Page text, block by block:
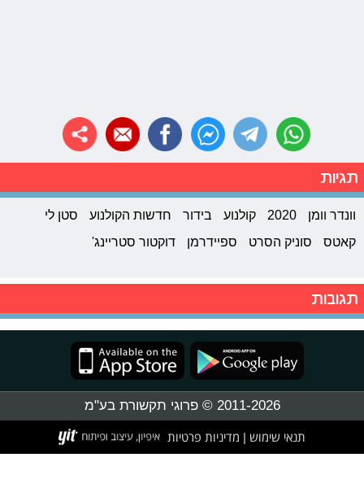
תגיות
וונדר וומן 2020 קולנוע בידור חדשות הקולנוע
סטן לי
קאטס
סוניק הסרט ספיידרמן דוקטור סטריינג'
תגובות
2011-2026 © פרוגי תקשורת בע"מ
תנאי שימוש מדיניות פרטיות